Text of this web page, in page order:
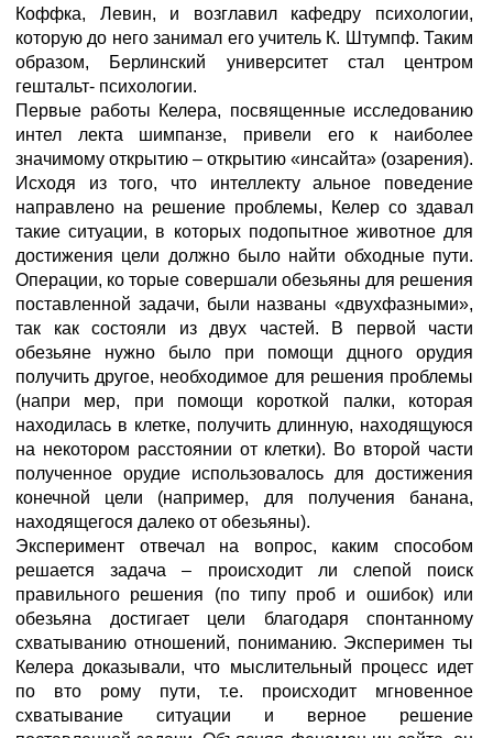
Коффка, Левин, и возглавил кафедру психологии,
которую до него занимал его учитель К. Штумпф. Таким
образом, Берлинский университет стал центром
гештальт- психологии.
Первые работы Келера, посвященные исследованию
интел лекта шимпанзе, привели его к наиболее
значимому открытию – открытию «инсайта» (озарения).
Исходя из того, что интеллекту альное поведение
направлено на решение проблемы, Келер со здавал
такие ситуации, в которых подопытное животное для
достижения цели должно было найти обходные пути.
Операции, ко торые совершали обезьяны для решения
поставленной задачи, были названы «двухфазными»,
так как состояли из двух частей. В первой части
обезьяне нужно было при помощи дцного орудия
получить другое, необходимое для решения проблемы
(напри мер, при помощи короткой палки, которая
находилась в клетке, получить длинную, находящуюся
на некотором расстоянии от клетки). Во второй части
полученное орудие использовалось для достижения
конечной цели (например, для получения банана,
находящегося далеко от обезьяны).
Эксперимент отвечал на вопрос, каким способом
решается задача – происходит ли слепой поиск
правильного решения (по типу проб и ошибок) или
обезьяна достигает цели благодаря спонтанному
схватыванию отношений, пониманию. Эксперимен ты
Келера доказывали, что мыслительный процесс идет
по вто рому пути, т.е. происходит мгновенное
схватывание ситуации и верное решение